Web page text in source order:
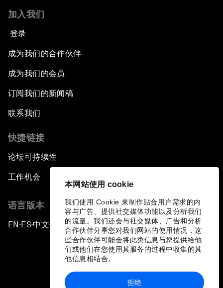
本网站使用 cookie
我们使用 Cookie 来制作贴合用户需求的内
容与广告、提供社交媒体功能以及分析我们
的流量。我们还会与社交媒体、广告和分析
合作伙伴分享您对我们网站的使用情况，这
些合作伙伴可能会将此类信息与您提供给他
们或他们在您使用其服务的过程中收集的其
他信息相结合。
拒绝
加入我们
登录
成为我们的合作伙伴
成为我们的会员
订阅我们的新闻稿
联系我们
快捷链接
论坛可持续性
工作机会
语言版本
EN ▪ES▪中文▪ 日本語